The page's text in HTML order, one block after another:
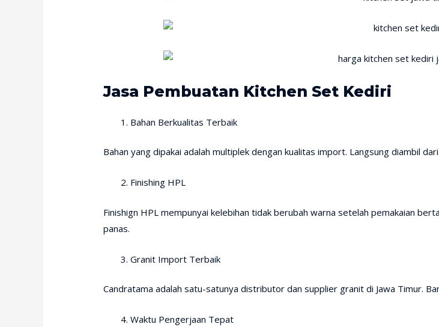
Jasa Pembuatan Kitchen Set Kediri
Bahan Berkualitas Terbaik
Bahan yang dipakai adalah multiplek dengan kualitas import. Langsung diambil
Finishing HPL
Finishign HPL mempunyai kelebihan tidak berubah warna setelah pemakaian
panas.
Granit Import Terbaik
Candratama adalah satu-satunya distributor dan supplier granit di Jawa Timur.
Waktu Pengerjaan Tepat